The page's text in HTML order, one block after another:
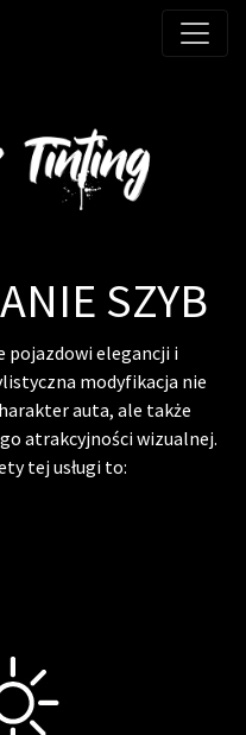
SZYB
pojazdowi elegancji i
modyfikacja nie
auta, ale także
atrakcyjności wizualnej.
tej usługi to: